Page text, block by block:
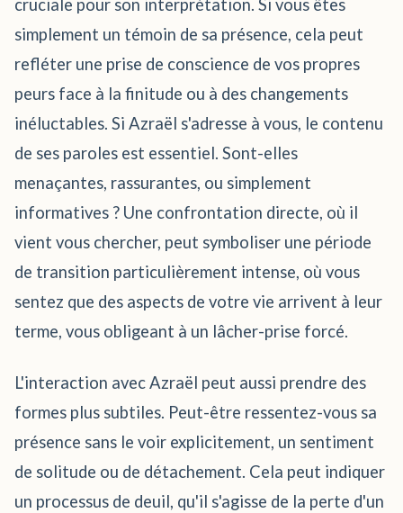
cruciale pour son interprétation. Si vous êtes
simplement un témoin de sa présence, cela peut
refléter une prise de conscience de vos propres
peurs face à la finitude ou à des changements
inéluctables. Si Azraël s'adresse à vous, le contenu
de ses paroles est essentiel. Sont-elles
menaçantes, rassurantes, ou simplement
informatives ? Une confrontation directe, où il
vient vous chercher, peut symboliser une période
de transition particulièrement intense, où vous
sentez que des aspects de votre vie arrivent à leur
terme, vous obligeant à un lâcher-prise forcé.
L'interaction avec Azraël peut aussi prendre des
formes plus subtiles. Peut-être ressentez-vous sa
présence sans le voir explicitement, un sentiment
de solitude ou de détachement. Cela peut indiquer
un processus de deuil, qu'il s'agisse de la perte d'un